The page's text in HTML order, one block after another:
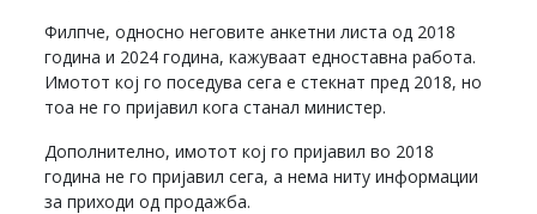
Филпче, односно неговите анкетни листа од 2018
година и 2024 година, кажуваат едноставна работа.
Имотот кој го поседува сега е стекнат пред 2018, но
тоа не го пријавил кога станал министер.
Дополнително, имотот кој го пријавил во 2018
година не го пријавил сега, а нема ниту информации
за приходи од продажба.